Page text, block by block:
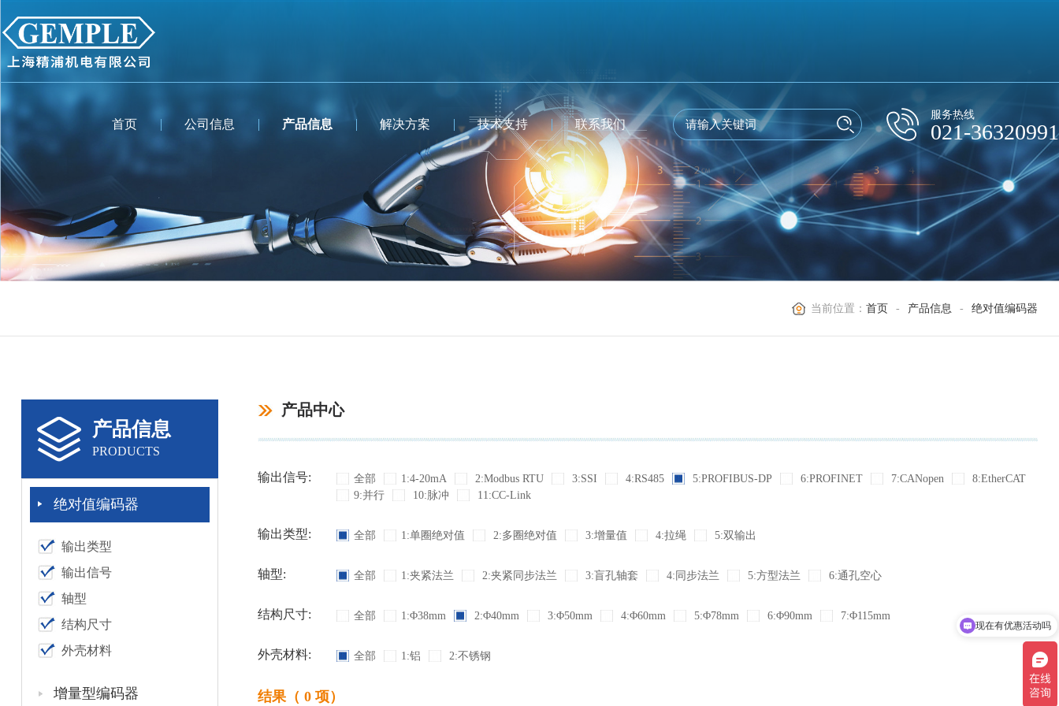
首页 公司信息 产品信息 解决方案 技术支持 联系我们
服务热线
021-36320991
当前位置：首页 - 产品信息 - 绝对值编码器
产品信息
PRODUCTS
绝对值编码器
输出类型
输出信号
轴型
结构尺寸
外壳材料
增量型编码器
产品中心
输出信号: 全部 1:4-20mA 2:Modbus RTU 3:SSI 4:RS485 5:PROFIBUS-DP 6:PROFINET 7:CANopen
8:EtherCAT
9:并行
10:脉冲 11:CC-Link
输出类型: 全部 1:单圈绝对值 2:多圈绝对值 3:增量值 4:拉绳 5:双输出
轴型: 全部 1:夹紧法兰 2:夹紧同步法兰 3:盲孔轴套 4:同步法兰 5:方型法兰 6:通孔空心
结构尺寸: 全部 1:Φ38mm 2:Φ40mm 3:Φ50mm 4:Φ60mm 5:Φ78mm 6:Φ90mm 7:Φ115mm
外壳材料: 全部 1:铝 2:不锈钢
结果（ 0 项）
现在有优惠活动吗